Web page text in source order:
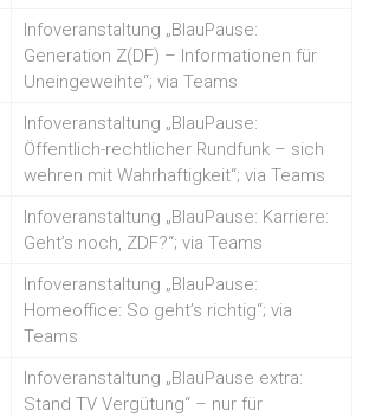
Infoveranstaltung „BlauPause:
Generation Z(DF) – Informationen für
Uneingeweihte“; via Teams
Infoveranstaltung „BlauPause:
Öffentlich-rechtlicher Rundfunk – sich
wehren mit Wahrhaftigkeit“; via Teams
Infoveranstaltung „BlauPause: Karriere:
Geht’s noch, ZDF?“; via Teams
Infoveranstaltung „BlauPause:
Homeoffice: So geht’s richtig“; via
Teams
Infoveranstaltung „BlauPause extra:
Stand TV Vergütung“ – nur für